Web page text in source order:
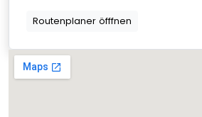
Routenplaner öfffnen